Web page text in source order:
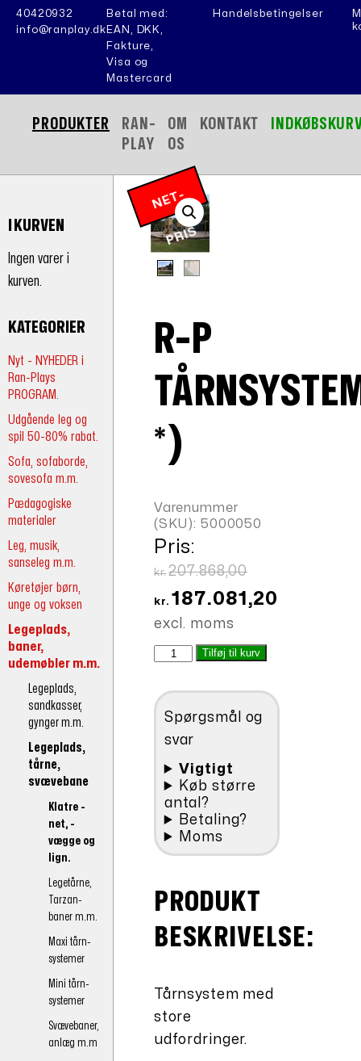
40420932
info@ranplay.dk
Betal med:
EAN, DKK,
Fakture,
Visa og
Mastercard
Handelsbetingelser
PRODUKTER
RAN-
PLAY
OM
OS
KONTAKT
I KURVEN
Ingen varer i
kurven.
KATEGORIER
Nyt - NYHEDER i
Ran-Plays
PROGRAM.
Udgående leg og
spil 50-80% rabat.
Sofa, sofaborde,
sovesofa m.m.
Pædagogiske
materialer
Leg, musik,
sanseleg m.m.
Køretøjer børn,
unge og voksen
Legeplads,
baner,
udemøbler m.m.
Legeplads,
sandkasser,
gynger m.m.
Legeplads,
tårne,
svævebane
Klatre -
net, -
vægge og
lign.
Legetårne,
Tarzan-
baner m.m.
Maxi tårn-
systemer
Mini tårn-
systemer
Svævebaner,
anlæg m.m
N
E
T
-
P
RI
S
R-P
*)
Varenummer
(SKU): 5000050
Pris:
kr. 207.868,00Den
oprindelige
kr.207.868,00.
kr. 187.081,20
excl. moms
*)
antal
Tilføj til kurv
Spørgsmål og
svar
Vigtigt
Køb større
antal?
Betaling?
Moms
PRODUKT
BESKRIVELSE:
Tårnsystem med
store
udfordringer.